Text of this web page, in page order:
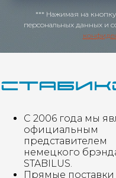
*** Нажимая на
персональных данных и
С 2006 года мы
официальным
представителем
немецкого
STABILUS.
Прямые поставки